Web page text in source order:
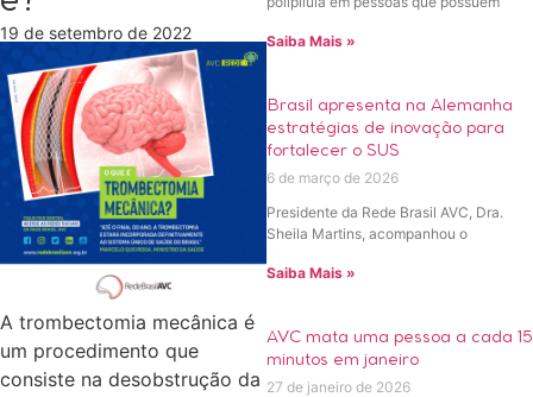
19 de setembro de 2022
A trombectomia mecânica é
um procedimento que
consiste na desobstrução da
Saiba Mais »
Brasil apresenta na Alemanha
estratégias de inovação para
fortalecer o SUS
6 de março de 2026
Presidente da Rede Brasil AVC, Dra.
Sheila Martins, acompanhou o
Saiba Mais »
AVC mata uma pessoa a cada 15
minutos em janeiro
27 de janeiro de 2026